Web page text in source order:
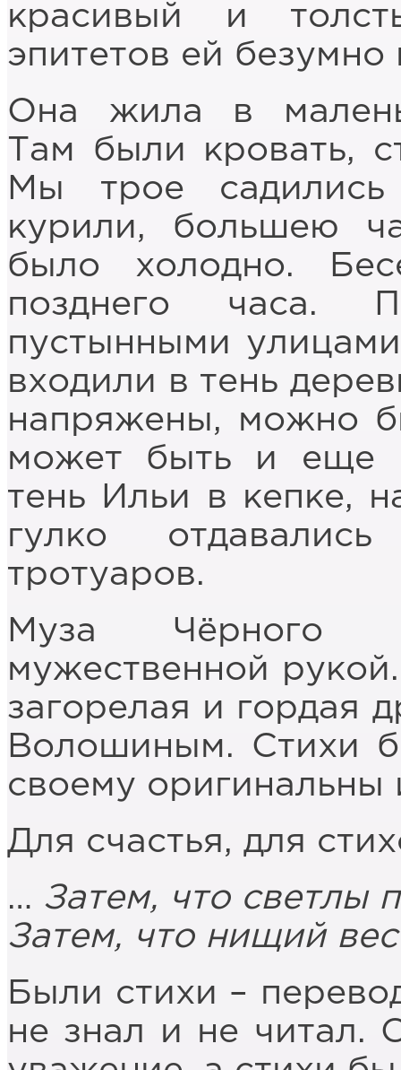
красивый и
эпитетов ей безумно
Она жила в
Там были кровать,
Мы трое
курили, боль­шею
было холодно.
позднего
пустынными
входили в тень
напряжены, можно
может быть и еще
тень Ильи в кепке,
гулко
тротуаров.
Муза Чёрного
мужественной
загорелая и гордая
Волошиным. Стихи
своему оригинальны
Для счастья, для
… Затем, что светлы
Затем, что нищий
Были стихи –
не знал и не читал.